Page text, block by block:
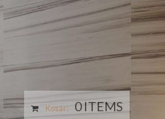
Kosár: 0 ITEMS